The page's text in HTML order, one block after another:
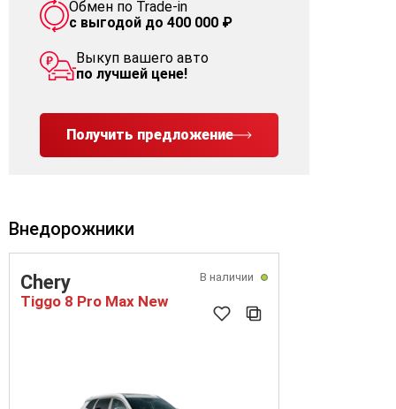
Обмен по Trade-in
с выгодой до 400 000 ₽
Выкуп вашего авто
по лучшей цене!
Получить предложение
Внедорожники
В наличии
Chery
Tiggo 8 Pro Max New